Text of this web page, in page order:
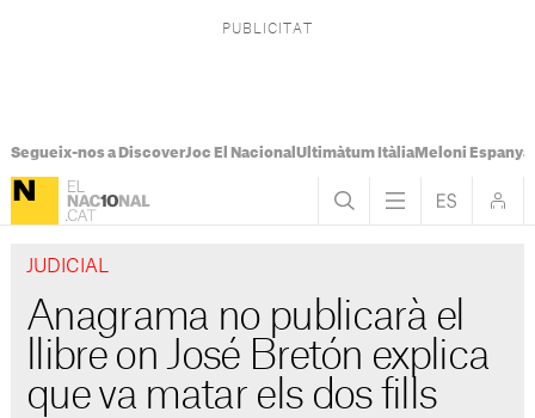
Segueix-nos a DiscoverJoc El Nacional Ultimàtum ItàliaMeloni Espanya
JUDICIAL
Anagrama no publicarà el
llibre on José Bretón explica
que va matar els dos fills